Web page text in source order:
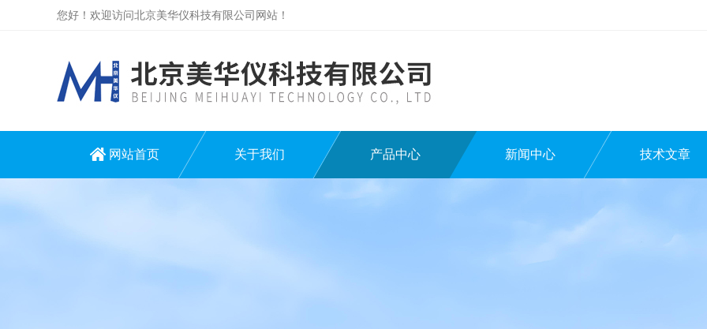
您好！欢迎访问北京美华仪科技有限公司网站！
网站首页 关于我们 产品中心 新闻中心 技术文章